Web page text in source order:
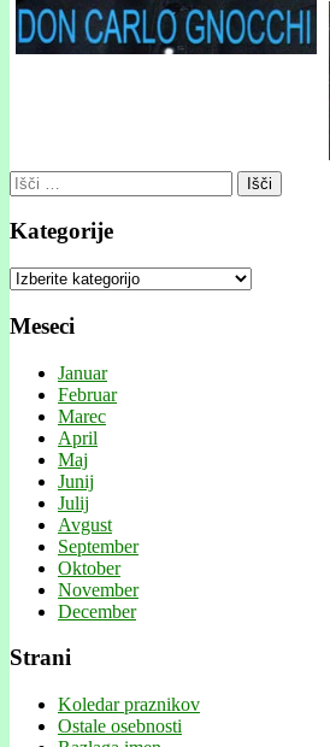
Išči:
Kategorije
Kategorije
Meseci
Januar
Februar
Marec
April
Maj
Junij
Julij
Avgust
September
Oktober
November
December
Strani
Koledar praznikov
Ostale osebnosti